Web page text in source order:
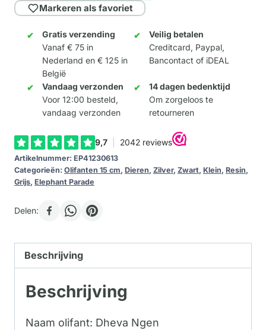
15cm
aantal
Markeren als favoriet
Gratis verzending
Vanaf € 75 in
Nederland en € 125 in
België
Veilig betalen
Creditcard, Paypal,
Bancontact of iDEAL
Vandaag verzonden
Voor 12:00 besteld,
vandaag verzonden
14 dagen bedenktijd
Om zorgeloos te
retourneren
Artikelnummer: EP41230613
Categorieën: Olifanten 15 cm, Dieren, Zilver, Zwart, Klein, Resin,
Grijs, Elephant Parade
Delen:
Beschrijving
Beschrijving
Naam olifant: Dheva Ngen